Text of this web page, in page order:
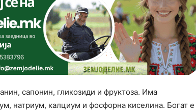
сапонин, гликозиди и фруктоза. Има
натриум, калциум и фосфорна киселина. Богат е